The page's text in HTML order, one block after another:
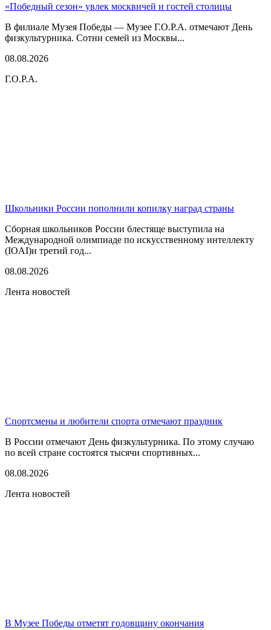
«Победный сезон» увлек москвичей и гостей столицы
В филиале Музея Победы — Музее Г.О.Р.А. отмечают День
физкультурника. Сотни семей из Москвы...
08.08.2026
Г.О.Р.А.
Школьники России пополнили копилку наград страны
Сборная школьников России блестяще выступила на
Международной олимпиаде по искусственному интеллекту
(IOAI)и третий год...
08.08.2026
Лента новостей
Спортсмены и любители спорта отмечают праздник
В России отмечают День физкультурника. По этому случаю
по всей стране состоятся тысячи спортивных...
08.08.2026
Лента новостей
В Музее Победы отметят годовщину окончания